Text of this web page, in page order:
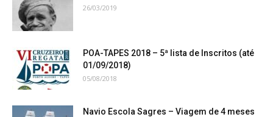
26/03/2019
POA-TAPES 2018 – 5ª lista de Inscritos (até
01/09/2018)
05/08/2018
Navio Escola Sagres – Viagem de 4 meses